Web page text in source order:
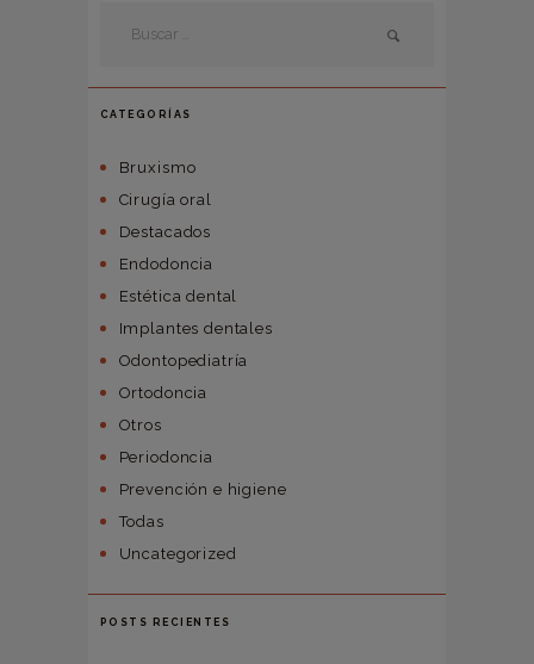
CATEGORÍAS
Bruxismo
Cirugía oral
Destacados
Endodoncia
Estética dental
Implantes dentales
Odontopediatría
Ortodoncia
Otros
Periodoncia
Prevención e higiene
Todas
Uncategorized
POSTS RECIENTES